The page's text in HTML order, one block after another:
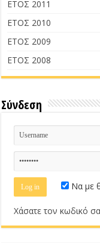
ΕΤΟΣ 2011
ΕΤΟΣ 2010
ΕΤΟΣ 2009
ΕΤΟΣ 2008
Σύνδεση
Να με
Χάσατε τον κωδικό